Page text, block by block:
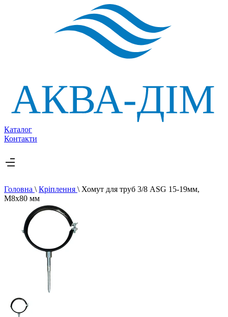
Каталог
Контакти
Головна \ Кріплення \ Хомут для труб 3/8 ASG 15-19мм,
M8x80 мм